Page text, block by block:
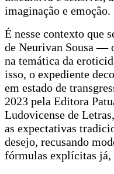
imaginação e emoção.
É nesse contexto que
de Neurivan Sousa —
na temática da
isso, o expediente
em estado de
2023 pela Editora
Ludovicense de Letras,
as expectativas
desejo, recusando
fórmulas explícitas já,